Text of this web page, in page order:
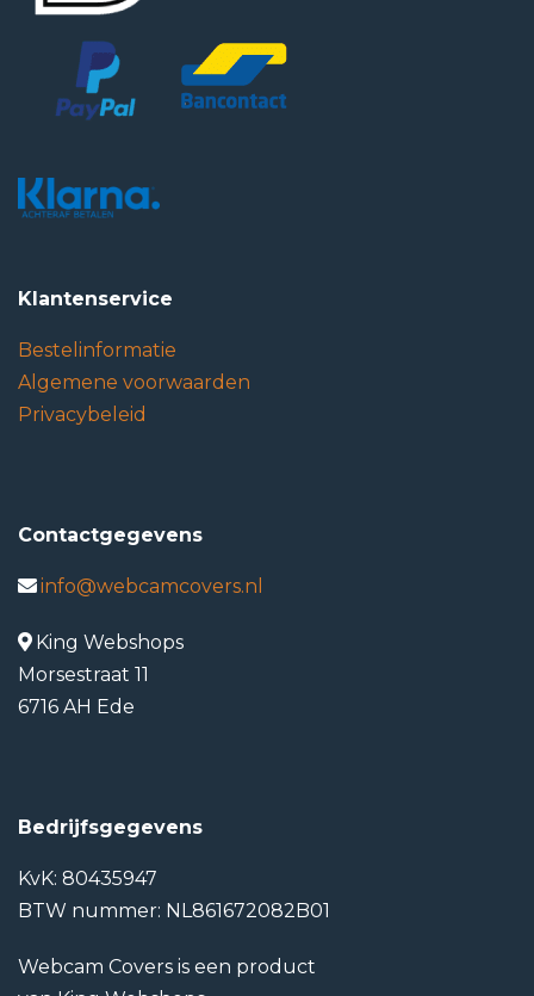
Klantenservice
Bestelinformatie
Algemene voorwaarden
Privacybeleid
Contactgegevens
info@webcamcovers.nl
King Webshops
Morsestraat 11
6716 AH Ede
Bedrijfsgegevens
KvK: 80435947
BTW nummer: NL861672082B01
Webcam Covers is een product